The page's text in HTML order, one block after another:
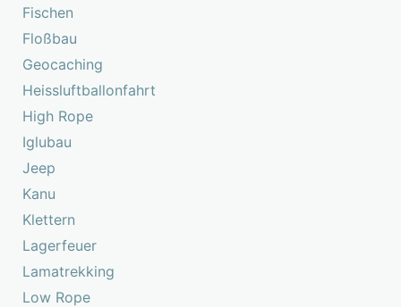
Fischen
Floßbau
Geocaching
Heissluftballonfahrt
High Rope
Iglubau
Jeep
Kanu
Klettern
Lagerfeuer
Lamatrekking
Low Rope